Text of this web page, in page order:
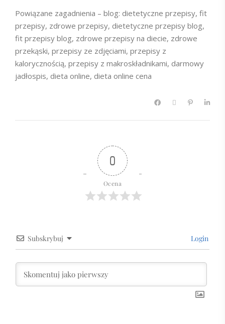
Powiązane zagadnienia – blog: dietetyczne przepisy, fit
przepisy, zdrowe przepisy, dietetyczne przepisy blog,
fit przepisy blog, zdrowe przepisy na diecie, zdrowe
przekąski, przepisy ze zdjęciami, przepisy z
kalorycznością, przepisy z makroskładnikami, darmowy
jadłospis, dieta online, dieta online cena
0
Ocena
Subskrybuj Login